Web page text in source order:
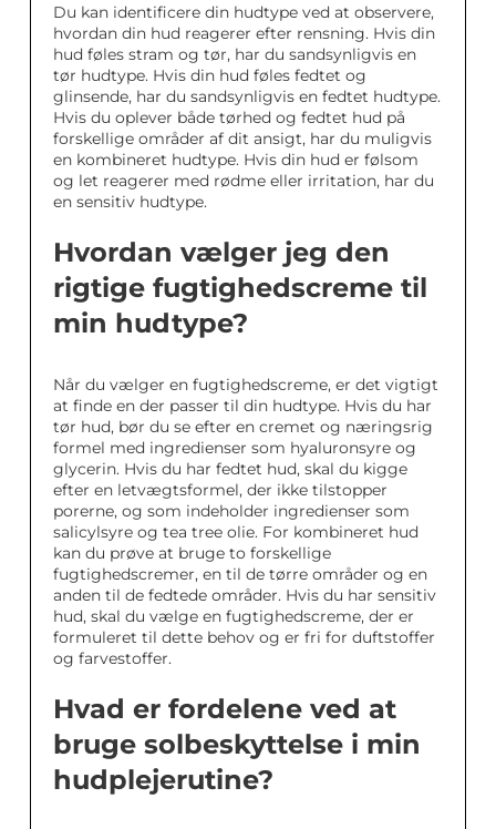
Du kan identificere din hudtype ved at observere,
hvordan din hud reagerer efter rensning. Hvis din
hud føles stram og tør, har du sandsynligvis en
tør hudtype. Hvis din hud føles fedtet og
glinsende, har du sandsynligvis en fedtet hudtype.
Hvis du oplever både tørhed og fedtet hud på
forskellige områder af dit ansigt, har du muligvis
en kombineret hudtype. Hvis din hud er følsom
og let reagerer med rødme eller irritation, har du
en sensitiv hudtype.
Hvordan vælger jeg den
rigtige fugtighedscreme til
min hudtype?
Når du vælger en fugtighedscreme, er det vigtigt
at finde en der passer til din hudtype. Hvis du har
tør hud, bør du se efter en cremet og næringsrig
formel med ingredienser som hyaluronsyre og
glycerin. Hvis du har fedtet hud, skal du kigge
efter en letvægtsformel, der ikke tilstopper
porerne, og som indeholder ingredienser som
salicylsyre og tea tree olie. For kombineret hud
kan du prøve at bruge to forskellige
fugtighedscremer, en til de tørre områder og en
anden til de fedtede områder. Hvis du har sensitiv
hud, skal du vælge en fugtighedscreme, der er
formuleret til dette behov og er fri for duftstoffer
og farvestoffer.
Hvad er fordelene ved at
bruge solbeskyttelse i min
hudplejerutine?